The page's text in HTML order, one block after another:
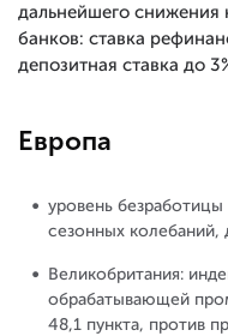
дальнейшего
банков: ставка
депозитная ставка до
Европа
уровень
сезонных колебаний,
Великобритания:
обрабатывающей
48,1 пункта, против